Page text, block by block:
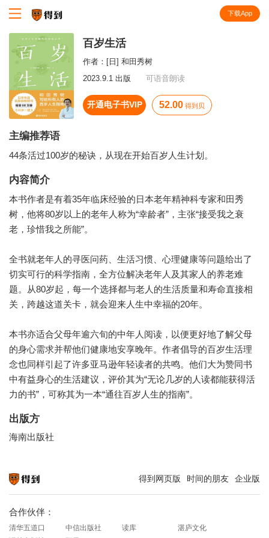
下载App
百岁生活
作者： [日] 和田秀树
2023.9.1 出版
可语音朗读
开通电子书VIP 52.00 得到贝
主编推荐语
44条活过100岁的秘诀，从现在开始百岁人生计划。
内容简介
本书作者是有着35年临床经验的日本老年精神科专家和田秀
树，他将80岁以上的老年人称为“幸龄者”，主张“接受我之衰
老，珍惜我之所能”。
全书就老年人的寻医问药、生活习惯、心理健康等问题给出了
切实可行的科学指南，全方位解决老年人及其家人的养老难
题。从80岁起，每一个选择都与老人的生活质量和寿命直接相
关，跨越这道关卡，就会迎来人生中幸福的20年。
本书亦适合父母年逾六旬的中年人阅读，以便更好地了解父母
的身心需求并帮他们健康地安享晚年。作者倡导的百岁生活理
念也同样引起了许多亚马逊年轻读者的共鸣。他们大为赞同书
中有益身心的生活建议，评价其为“无论几岁的人读都能获得活
力的书”，可称其为一本“通往百岁人生的指南”。
出版方
海南出版社
得到网页版 时间的朋友 企业版
合作伙伴：
清华五道口 中信出版社 读库
湛庐文化